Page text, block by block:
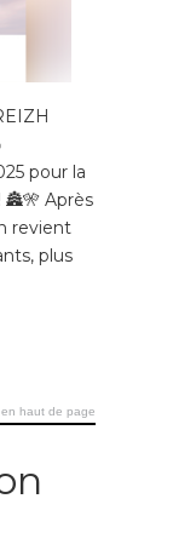
pour la
Après
revient
plus
en haut de page